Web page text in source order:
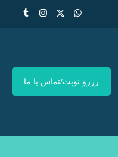
رزرو نوبت/تماس با ما